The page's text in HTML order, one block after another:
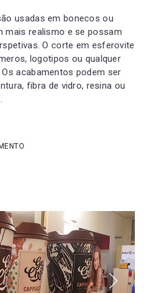
usadas em bonecos ou
mais realismo e se possam
O corte em esferovite
logotipos ou qualquer
acabamentos podem ser
fibra de vidro, resina ou